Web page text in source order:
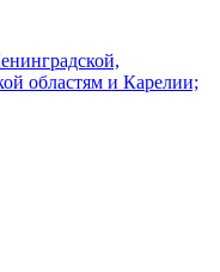
областям и Карелии;